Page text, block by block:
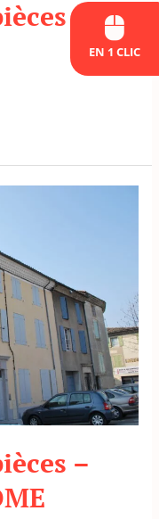
EN 1 CLIC
–
–